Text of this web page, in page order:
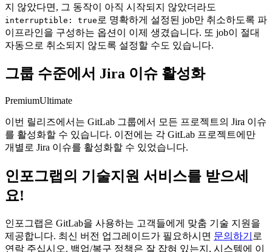
지 않았다면, 그 동작이 아직 시작되지 않았더라도
interruptible: true 로 명확하게 설정된 job만 취소하도록 파
이프라인을 구성하는 옵션이 이제 생겼습니다. 또 job이 절대
자동으로 취소되지 않도록 설정할 수도 있습니다.
그룹 수준에서 Jira 이슈 활성화
PremiumUltimate
이번 릴리즈에서는 GitLab 그룹에서 모든 프로젝트의 Jira 이슈
를 활성화할 수 있습니다. 이전에는 각 GitLab 프로젝트에만
개별로 Jira 이슈를 활성화할 수 있었습니다.
인포그랩의 기술지원 서비스를 받으세
요!
인포그랩은 GitLab을 사용하는 고객들에게 맞춤 기술 지원을
제공합니다. 최신 버전 업그레이드가 필요하시면 문의하기 로
연락 주십시오. 백업/복구 정책은 잘 잡혀 있는지, 시스템에 이